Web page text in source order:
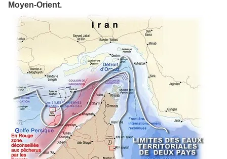
Moyen-Orient.